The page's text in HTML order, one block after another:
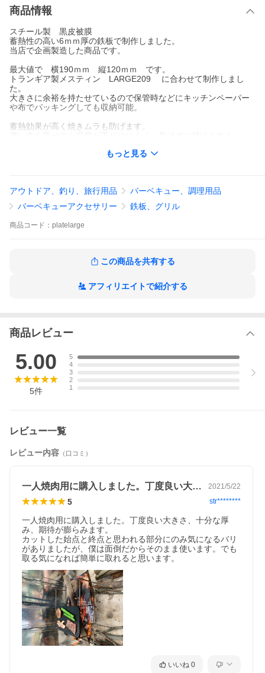
商品情報
スチール製 黒皮被膜
蓄熱性の高い6ｍｍ厚の鉄板で制作しました。
当店で企画製造した商品です。
最大値で 横190ｍｍ 縦120ｍｍ です。
トランギア製メスティン LARGE209 に合わせて制作しまし
た。
大きさに余裕を持たせているので保管時などにキッチンペーパー
や布でパッキングしても収納可能。
蓄熱効果が高く焼きムラも防げます。
ません。鉄板１枚のみの販売です。
黒皮鉄板をレーザーで切り出したままの状態ですのでバリが残っ
ています。
気になる場合は金属やすり等でバリ取りをしてからシーズニング
ーや布で巻いてビニール袋等で密閉して保管してください。
数料が別途かかります。
視聴ページへ(youtube)
もっと見る
アウトドア、釣り、旅行用品
バーベキュー、調理用品
バーベキューアクセサリー
鉄板、グリル
商品 コード： platelarge
この商品を共有する
アフィリエイトで紹介する
商品レビュー
5.00
5件
5
4
3
2
1
レビュー一覧
レビュー内容 （口コミ）
一人焼肉用に購入しました。丁度良い大き… 2021/5/22
5 str********
一人焼肉用に購入しました。丁度良い大きさ、十分な厚
み、期待が膨らみます。
カットした始点と終点と思われる部分にのみ気になるバリ
がありましたが、僕は面倒だからそのまま使います。でも
取る気になれば簡単に取れると思います。
いいね 0